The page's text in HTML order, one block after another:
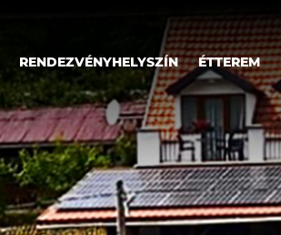
RENDEZVÉNYHELYSZÍN ÉTTEREM